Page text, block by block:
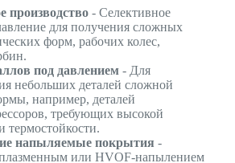
производство- Селективное
для получения сложных
форм, рабочих колес,
под давлением- Для
небольших деталей сложной
например, деталей
требующих высокой
термостойкости.
напыляемые покрытия -
или HVOF-напылением